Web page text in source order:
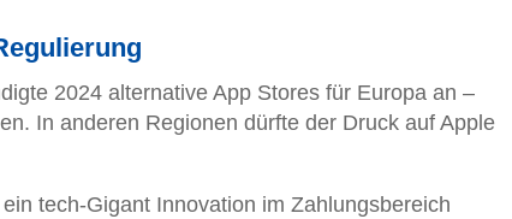
2024 alternative App Stores für Europa an –
In anderen Regionen dürfte der Druck auf Apple
tech-Gigant Innovation im Zahlungsbereich